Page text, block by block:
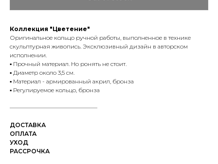
Коллекция "Цветение"
Оригинальное кольцо ручной работы, выполненное в технике
скульптурная живопись. Эксклюзивный дизайн в авторском
исполнении.
▪️ Прочный материал. Но ронять не стоит.
▪️ Диаметр около 3,5 см.
▪️ Материал - армированный акрил, бронза
▪️ Регулируемое кольцо, бронза
———————————————
ДОСТАВКА
ОПЛАТА
УХОД
РАССРОЧКА